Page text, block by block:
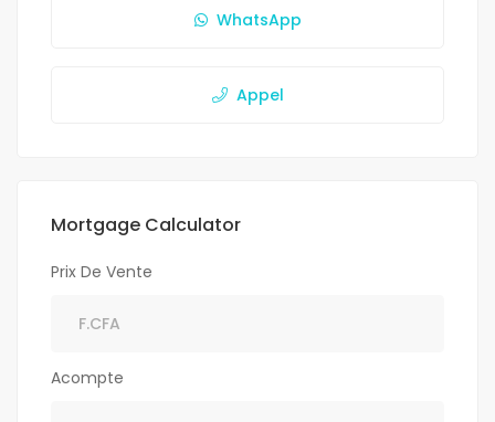
WhatsApp
Appel
Mortgage Calculator
Prix De Vente
Acompte